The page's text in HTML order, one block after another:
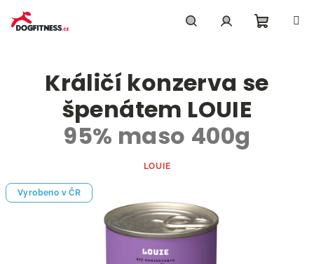
obsah
košík
Králičí konzerva se
špenátem LOUIE
95% maso 400g
LOUIE
Vyrobeno v ČR